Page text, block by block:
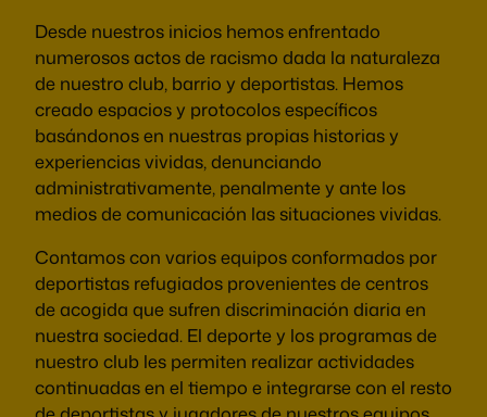
Desde nuestros inicios hemos enfrentado
numerosos actos de racismo dada la naturaleza
de nuestro club, barrio y deportistas. Hemos
creado espacios y protocolos específicos
basándonos en nuestras propias historias y
experiencias vividas, denunciando
administrativamente, penalmente y ante los
medios de comunicación las situaciones vividas.
Contamos con varios equipos conformados por
deportistas refugiados provenientes de centros
de acogida que sufren discriminación diaria en
nuestra sociedad. El deporte y los programas de
nuestro club les permiten realizar actividades
continuadas en el tiempo e integrarse con el resto